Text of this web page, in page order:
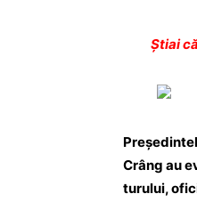
Ştiai
Crâng au
turului,